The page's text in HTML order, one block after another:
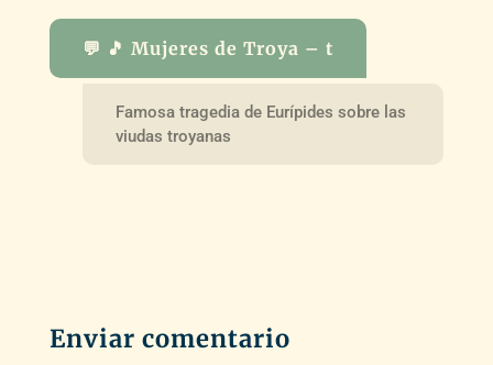
💬 🎵 Mujeres de Troya – t
Famosa tragedia de Eurípides sobre las
viudas troyanas
Enviar comentario